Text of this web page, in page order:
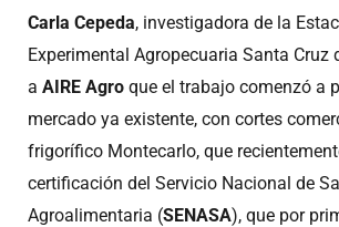
Carla Cepeda, investigadora de la
Experimental Agropecuaria Santa Cruz
a AIRE Agro que el trabajo comenzó a
mercado ya existente, con cortes
frigorífico Montecarlo, que
certificación del Servicio Nacional de
Agroalimentaria (SENASA), que por